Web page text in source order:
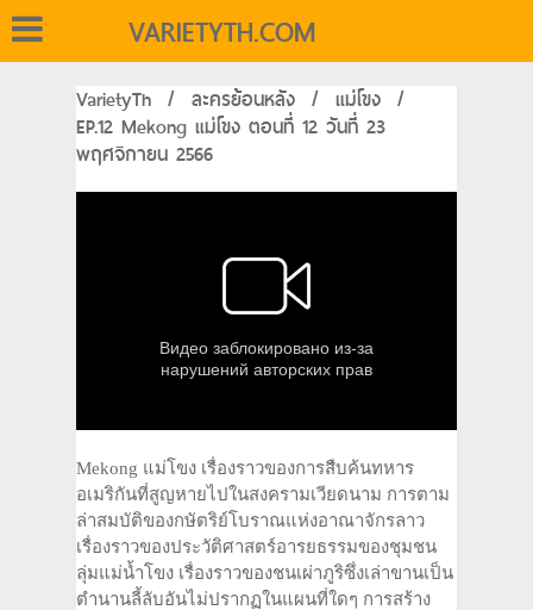
VARIETYTH.COM
VarietyTh / ละครย้อนหลัง / แม่โขง /
EP.12 Mekong แม่โขง ตอนที่ 12 วันที่ 23
พฤศจิกายน 2566
Mekong แม่โขง เรื่องราวของการสืบค้นทหาร
อเมริกันที่สูญหายไปในสงครามเวียดนาม การตาม
ล่าสมบัติของกษัตริย์โบราณแห่งอาณาจักรลาว
เรื่องราวของประวัติศาสตร์อารยธรรมของชุมชน
ลุ่มแม่น้ำโขง เรื่องราวของชนเผ่าภูริซึ่งเล่าขานเป็น
ตำนานลี้ลับอันไม่ปรากฏในแผนที่ใดๆ การสร้าง